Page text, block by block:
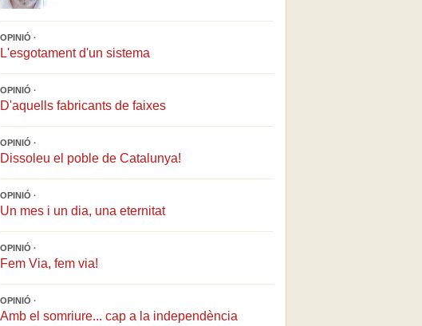
OPINIÓ ·
L'esgotament d'un sistema
OPINIÓ ·
D'aquells fabricants de faixes
OPINIÓ ·
Dissoleu el poble de Catalunya!
OPINIÓ ·
Un mes i un dia, una eternitat
OPINIÓ ·
Fem Via, fem via!
OPINIÓ ·
Amb el somriure... cap a la independència